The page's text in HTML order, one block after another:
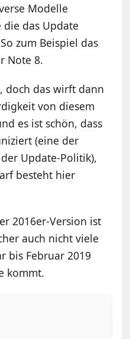
Modelle
das Update
zum Beispiel das
Note 8.
doch das wirft dann
von diesem
es ist schön, dass
(eine der
Update-Politik),
besteht hier
2016er-Version ist
auch nicht viele
bis Februar 2019
kommt.